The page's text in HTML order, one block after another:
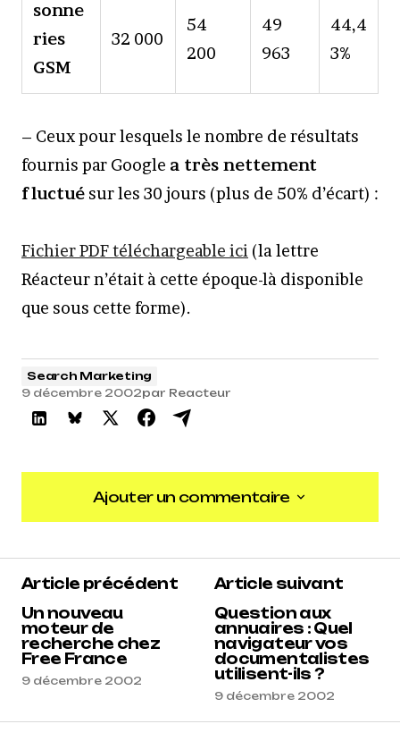
sonne
ries
GSM
32 000
54
200
49
963
44,4
3%
– Ceux pour lesquels le nombre de résultats
fournis par Google a très nettement
fluctué sur les 30 jours (plus de 50% d’écart) :
Fichier PDF téléchargeable ici (la lettre
Réacteur n’était à cette époque-là disponible
que sous cette forme).
Search Marketing
9 décembre 2002par Reacteur
Ajouter un commentaire
Ajouter un commentaire
Article précédent
Un nouveau
moteur de
recherche chez
Free France
9 décembre 2002
Article suivant
Question aux
annuaires : Quel
navigateur vos
documentalistes
utilisent-ils ?
9 décembre 2002